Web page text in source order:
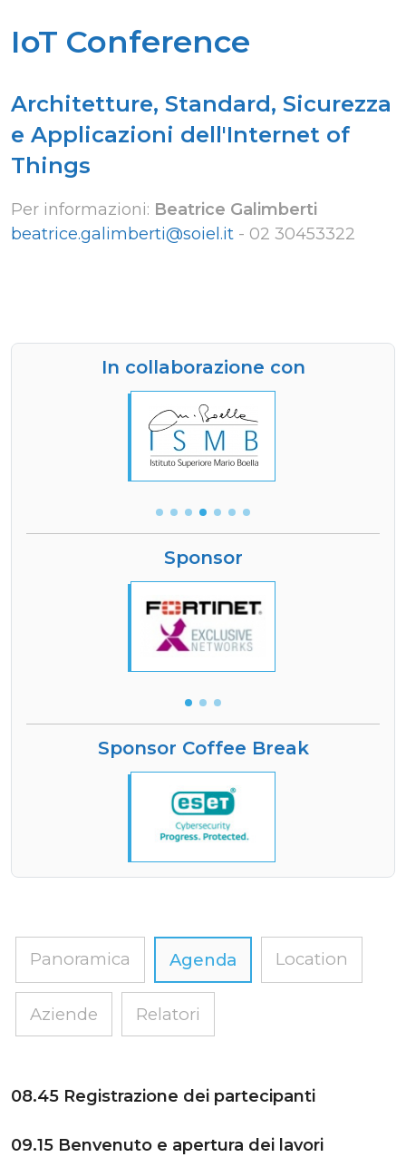
IoT Conference
Architetture, Standard, Sicurezza
e Applicazioni dell'Internet of
Things
Per informazioni: Beatrice Galimberti
beatrice.galimberti@soiel.it - 02 30453322
In collaborazione con
Sponsor
Sponsor Coffee Break
Panoramica Agenda Location
Aziende Relatori
08.45 Registrazione dei partecipanti
09.15 Benvenuto e apertura dei lavori